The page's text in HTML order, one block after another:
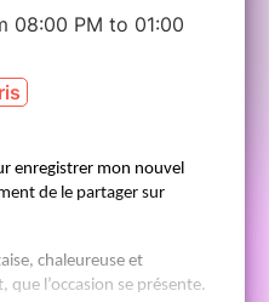
08:00 PM to 01:00
enregistrer mon nouvel
de le partager sur
chaleureuse et
que l’occasion se présente.